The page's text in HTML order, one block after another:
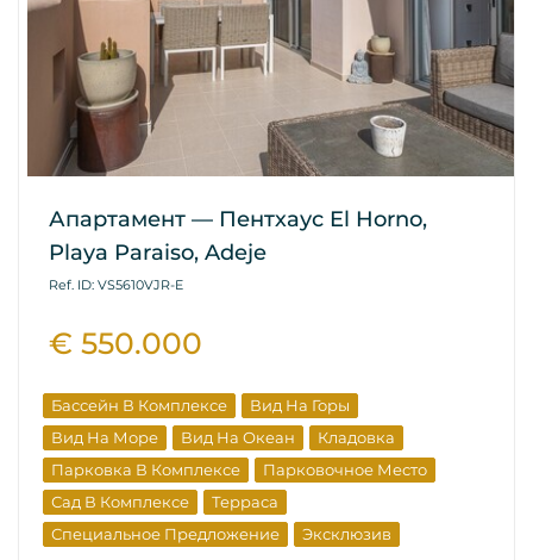
Апартамент — Пентхаус El Horno,
Playa Paraiso, Adeje
Ref. ID: VS5610VJR-E
€ 550.000
Бассейн В Комплексе
Вид На Горы
Вид На Море
Вид На Океан
Кладовка
Парковка В Комплексе
Парковочное Место
Сад В Комплексе
Терраса
Специальное Предложение
Эксклюзив